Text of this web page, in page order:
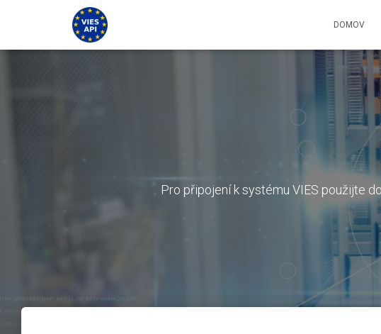
DOMOV
Pro připojení k systému VIES použijte